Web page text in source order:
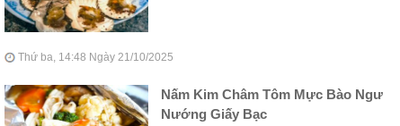
Thứ ba, 14:48 Ngày 21/10/2025
Nấm Kim Châm Tôm Mực Bào Ngư
Nướng Giấy Bạc